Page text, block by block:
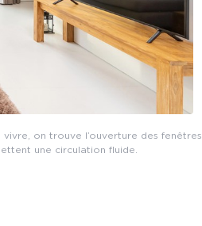
on trouve l’ouverture des fenêtres
une circulation fluide.